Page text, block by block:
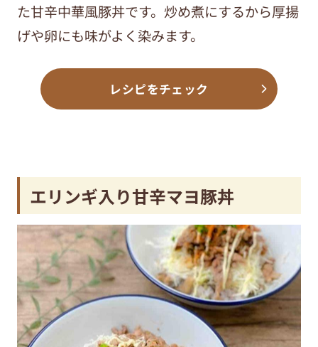
た甘辛中華風豚丼です。炒め煮にするから厚揚
げや卵にも味がよく染みます。
レシピをチェック
エリンギ入り甘辛マヨ豚丼